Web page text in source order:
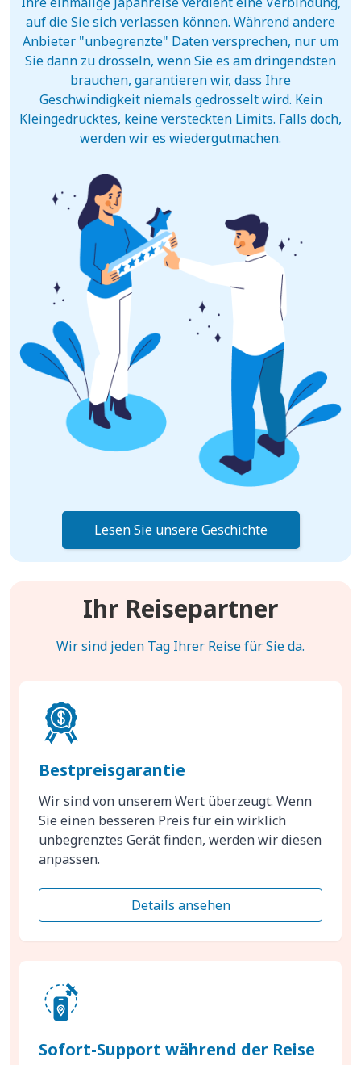
auf die Sie sich verlassen können. Während andere
Anbieter "unbegrenzte" Daten versprechen, nur um
Sie dann zu drosseln, wenn Sie es am dringendsten
brauchen, garantieren wir, dass Ihre
Geschwindigkeit niemals gedrosselt wird. Kein
Kleingedrucktes, keine versteckten Limits. Falls doch,
werden wir es wiedergutmachen.
Lesen Sie unsere Geschichte
Ihr Reisepartner
Wir sind jeden Tag Ihrer Reise für Sie da.
Bestpreisgarantie
Wir sind von unserem Wert überzeugt. Wenn
Sie einen besseren Preis für ein wirklich
unbegrenztes Gerät finden, werden wir diesen
anpassen.
Details ansehen
Sofort-Support während der Reise